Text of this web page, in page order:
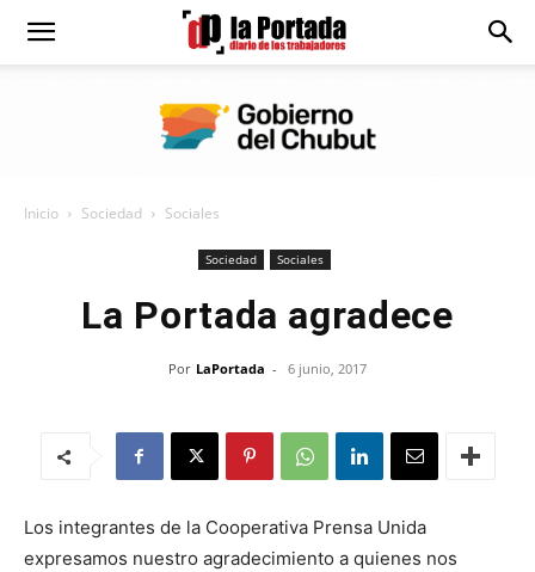
Diario
Inicio Sociedad Sociales
Sociedad Sociales
La Portada agradece
Por LaPortada - 6 junio, 2017
Los integrantes de la Cooperativa Prensa Unida
expresamos nuestro agradecimiento a quienes nos